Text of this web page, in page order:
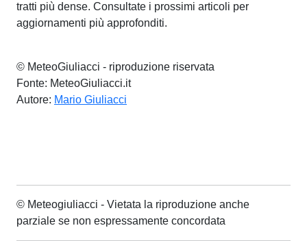
tratti più dense. Consultate i prossimi articoli per
aggiornamenti più approfonditi.
© MeteoGiuliacci - riproduzione riservata
Fonte: MeteoGiuliacci.it
Autore: Mario Giuliacci
© Meteogiuliacci - Vietata la riproduzione anche
parziale se non espressamente concordata